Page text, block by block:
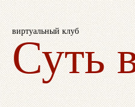
виртуальный клуб
Суть